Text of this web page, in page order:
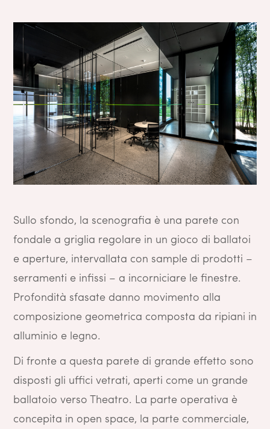
Sullo sfondo, la scenografia è una parete con
fondale a griglia regolare in un gioco di ballatoi
e aperture, intervallata con sample di prodotti –
serramenti e infissi – a incorniciare le finestre.
Profondità sfasate danno movimento alla
composizione geometrica composta da ripiani in
alluminio e legno.
Di fronte a questa parete di grande effetto sono
disposti gli uffici vetrati, aperti come un grande
ballatoio verso Theatro. La parte operativa è
concepita in open space, la parte commerciale,